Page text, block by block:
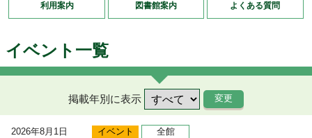
利用案内 図書館案内 よくある質問
イベント一覧
掲載年別に表示
2026年8月1日 イベント 全館